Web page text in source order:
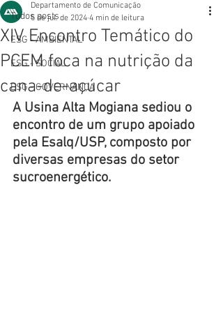
Todos posts
ESG - AMBIENTAL
ESG - SOCIAL
ESG - GOVERNANÇA
XIV Encontro Temático do
PCEM foca na nutrição da
cana-de-açúcar
Departamento de Comunicação
5 de jul. de 2024 4 min de leitura
A Usina Alta Mogiana sediou o
encontro de um grupo apoiado
pela Esalq/USP, composto por
diversas empresas do setor
sucroenergético.